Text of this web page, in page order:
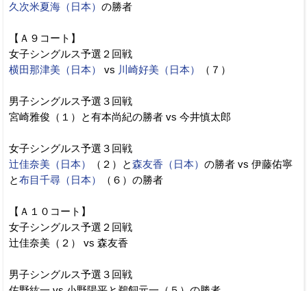
久次米夏海（日本） の勝者
【Ａ９コート】
女子シングルス予選２回戦
横田那津美（日本）
vs 川崎好美（日本） （７）
男子シングルス予選３回戦
宮崎雅俊（１）と有本尚紀の勝者 vs 今井慎太郎
女子シングルス予選３回戦
辻佳奈美（日本）
（２）と森友香（日本） の勝者 vs 伊藤佑寧
と布目千尋（日本） （６）の勝者
【Ａ１０コート】
女子シングルス予選２回戦
辻佳奈美（２） vs 森友香
男子シングルス予選３回戦